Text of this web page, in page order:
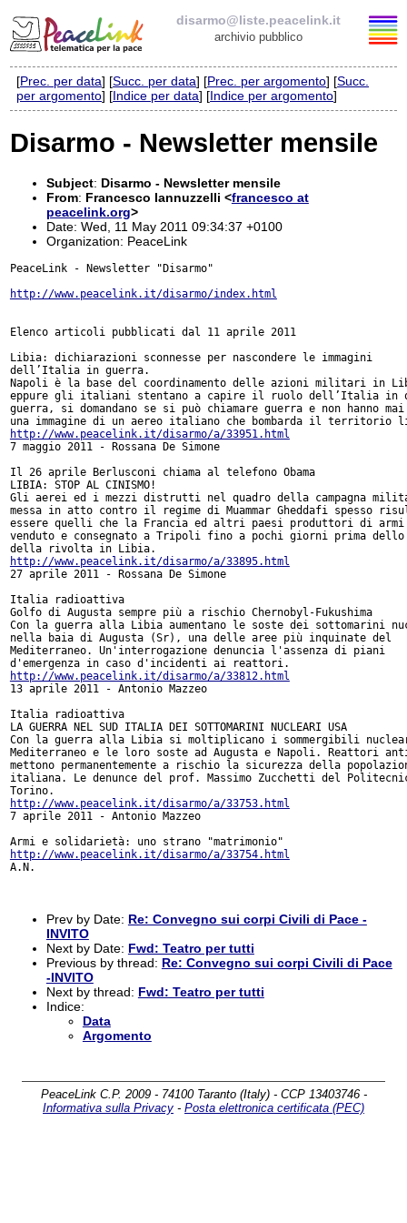
disarmo@liste.peacelink.it
archivio pubblico
Elenco delle liste
Policy delle liste di PeaceLink
Richieste di rimozione
[Prec. per data] [Succ. per data] [Prec. per argomento] [Succ.
per argomento] [Indice per data] [Indice per argomento]
Disarmo - Newsletter mensile
Subject: Disarmo - Newsletter mensile
From: Francesco Iannuzzelli <francesco at
peacelink.org>
Date: Wed, 11 May 2011 09:34:37 +0100
Organization: PeaceLink
PeaceLink - Newsletter "Disarmo"
http://www.peacelink.it/disarmo/index.html
Elenco articoli pubblicati dal 11 aprile 2011
Libia: dichiarazioni sconnesse per nascondere le immagini
dell’Italia in guerra.
Napoli è la base del coordinamento delle azioni militari in
eppure gli italiani stentano a capire il ruolo dell’Italia in
guerra, si domandano se si può chiamare guerra e non hanno
http://www.peacelink.it/disarmo/a/33951.html
7 maggio 2011 - Rossana De Simone
Il 26 aprile Berlusconi chiama al telefono Obama
LIBIA: STOP AL CINISMO!
Gli aerei ed i mezzi distrutti nel quadro della campagna
messa in atto contro il regime di Muammar Gheddafi spesso
essere quelli che la Francia ed altri paesi produttori di armi
venduto e consegnato a Tripoli fino a pochi giorni prima dello
http://www.peacelink.it/disarmo/a/33895.html
27 aprile 2011 - Rossana De Simone
Italia radioattiva
Golfo di Augusta sempre più a rischio Chernobyl-Fukushima
Con la guerra alla Libia aumentano le soste dei sottomarini
nella baia di Augusta (Sr), una delle aree più inquinate del
Mediterraneo. Un'interrogazione denuncia l'assenza di piani
http://www.peacelink.it/disarmo/a/33812.html
13 aprile 2011 - Antonio Mazzeo
Italia radioattiva
LA GUERRA NEL SUD ITALIA DEI SOTTOMARINI NUCLEARI USA
Con la guerra alla Libia si moltiplicano i sommergibili
Mediterraneo e le loro soste ad Augusta e Napoli. Reattori
mettono permanentemente a rischio la sicurezza della
italiana. Le denunce del prof. Massimo Zucchetti del
http://www.peacelink.it/disarmo/a/33753.html
7 aprile 2011 - Antonio Mazzeo
http://www.peacelink.it/disarmo/a/33754.html
A.N.
Prev by Date: Re: Convegno sui corpi Civili di Pace -
INVITO
Next by Date: Fwd: Teatro per tutti
Previous by thread: Re: Convegno sui corpi Civili di Pace
-INVITO
Next by thread: Fwd: Teatro per tutti
Indice:
Data
Argomento
PeaceLink C.P. 2009 - 74100 Taranto (Italy) - CCP 13403746 -
Informativa sulla Privacy - Posta elettronica certificata (PEC)